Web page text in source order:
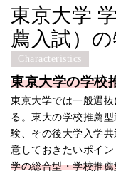
東京大学
薦入試）
Characteristics
東京大学の学校
東京大学では一般選
る。東大の学校推薦
験、その後大学入学
意しておきたいポイン
学の総合型・学校推